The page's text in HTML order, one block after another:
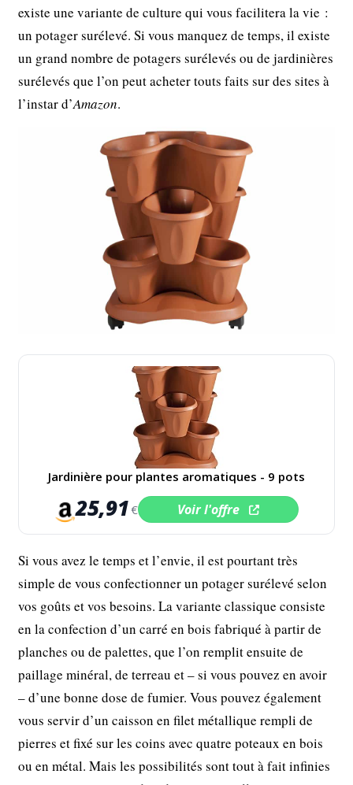
existe une variante de culture qui vous facilitera la vie :
un potager surélevé. Si vous manquez de temps, il existe
un grand nombre de potagers surélevés ou de jardinières
surélevés que l’on peut acheter touts faits sur des sites à
l’instar d’Amazon.
Jardinière pour plantes aromatiques - 9 pots
25,91€ Voir l'offre
Si vous avez le temps et l’envie, il est pourtant très
simple de vous confectionner un potager surélevé selon
vos goûts et vos besoins. La variante classique consiste
en la confection d’un carré en bois fabriqué à partir de
planches ou de palettes, que l’on remplit ensuite de
paillage minéral, de terreau et – si vous pouvez en avoir
– d’une bonne dose de fumier. Vous pouvez également
vous servir d’un caisson en filet métallique rempli de
pierres et fixé sur les coins avec quatre poteaux en bois
ou en métal. Mais les possibilités sont tout à fait infinies